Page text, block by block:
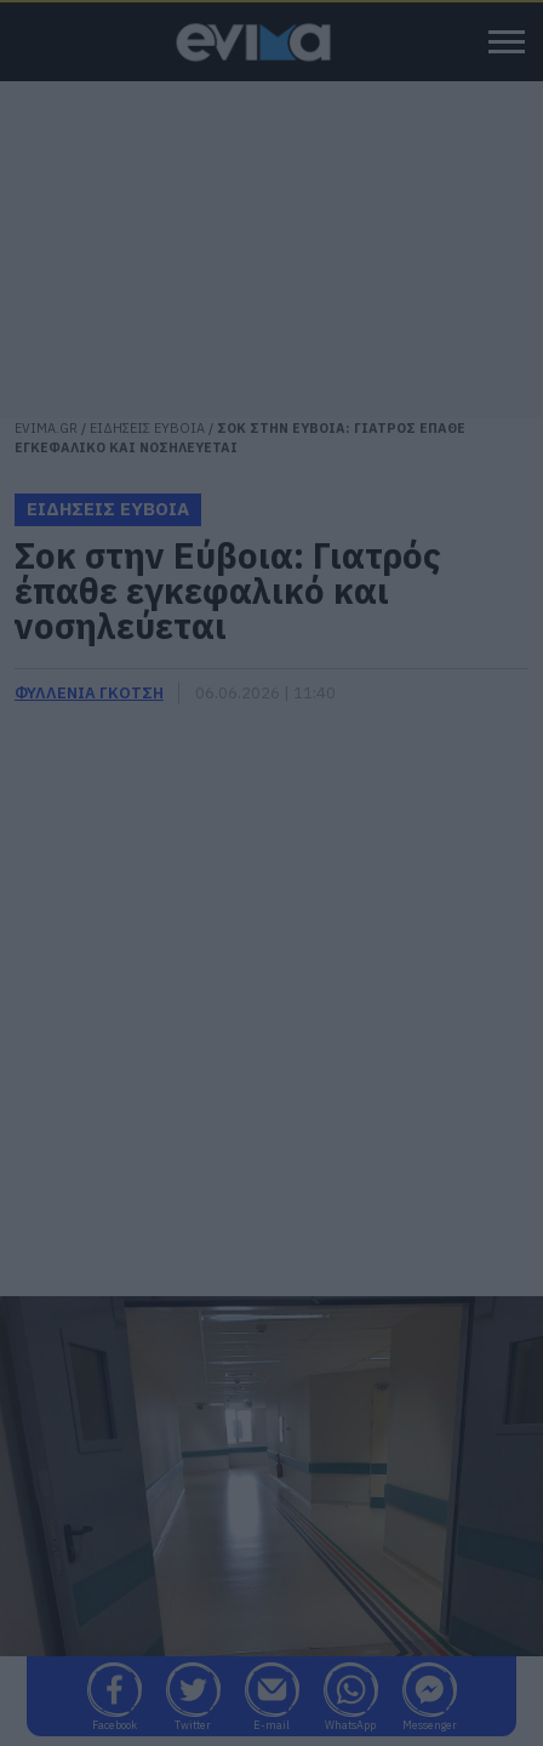
EVIMA.GR / ΕΙΔΗΣΕΙΣ ΕΥΒΟΙΑ / ΣΟΚ ΣΤΗΝ ΕΥΒΟΙΑ: ΓΙΑΤΡΟΣ ΕΠΑΘΕ
ΕΓΚΕΦΑΛΙΚΟ ΚΑΙ ΝΟΣΗΛΕΥΕΤΑΙ
ΕΙΔΗΣΕΙΣ ΕΥΒΟΙΑ
Σοκ στην Εύβοια: Γιατρός
έπαθε εγκεφαλικό και
νοσηλεύεται
ΦΥΛΛΕΝΙΑ ΓΚΟΤΣΗ
Facebook Twitter E-mail WhatsApp Messenger